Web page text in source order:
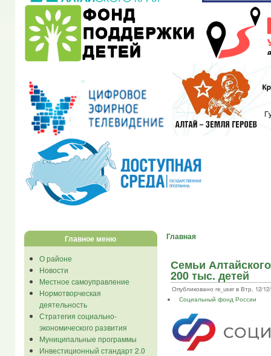
Главное меню
О районе
Новости
Местное самоуправление
Нормотворческая
деятельность
Стратегия социально-
экономического развития
Муниципальные программы
Инвестиционный стандарт 2.0
Главная
Семьи
200 тыс. детей
Опубликовано re_user в Втр, 12/12/
Социальный фонд России